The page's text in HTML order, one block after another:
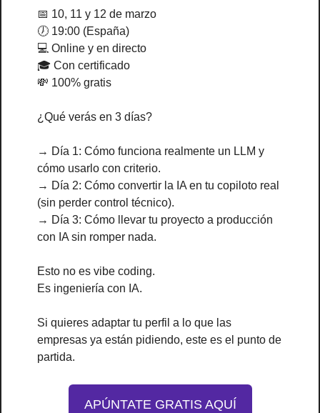
📅 10, 11 y 12 de marzo
🕖 19:00 (España)
💻 Online y en directo
🎓 Con certificado
💸 100% gratis
¿Qué verás en 3 días?
→ Día 1: Cómo funciona realmente un LLM y
cómo usarlo con criterio.
→ Día 2: Cómo convertir la IA en tu copiloto real
(sin perder control técnico).
→ Día 3: Cómo llevar tu proyecto a producción
con IA sin romper nada.
Esto no es vibe coding.
Es ingeniería con IA.
Si quieres adaptar tu perfil a lo que las
empresas ya están pidiendo, este es el punto de
partida.
APÚNTATE GRATIS AQUÍ